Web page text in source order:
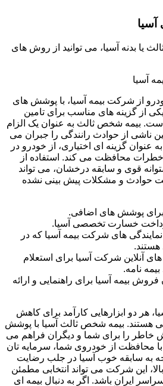
آسیا
یا بدنه آسیا، می توانید از روش های
آسیا
از شرکت بیمه آسیا، با پوشش های
از گزینه های مناسب برای تامین
است. بیمه شخص ثالث به عنوان یک الزام
ناشی از حوادث رانندگی را جبران می
عنوان گزینه ای اختیاری، از خودرو در
محافظت می کند. استفاده از
قوی و سابقه درخشان، می تواند
حوادث و مشکلات پیش بینی نشده
پوشش های اضافی.
پرداخت خسارت تخصصی آسیا.
های شرکت بیمه آسیا که در
آنلاین شرکت آسیا برای استعلام
نامه.
بیمه آسیا برای راهنمایی و ارائه
هر دو ابزارهایی کارآمد برای کاهش
هستند. بیمه شخص ثالث آسیا با پوشش
خاطر را برای شما و دیگران فراهم می
با محافظت از خودروی شما، سرمایه تان
به سابقه خوب آسیا در جلب رضایت
این شرکت می تواند انتخابی مطمئن
ایران باشد. اگر به دنبال بیمه ای